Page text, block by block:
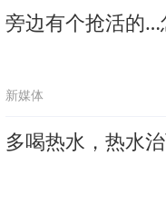
旁边有个抢活的…
新媒体
多喝热水，热水治